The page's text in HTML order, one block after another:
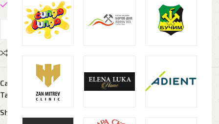
69 in stock
Category:
Метални пенкала
Tags:
crno, kutija,
sfinga
Share: